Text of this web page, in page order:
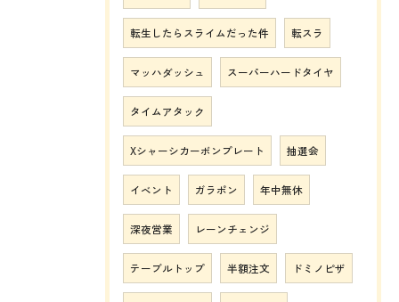
転生したらスライムだった件 転スラ
マッハダッシュ スーパーハードタイヤ
タイムアタック
Xシャーシカーボンプレート 抽選会
イベント ガラポン 年中無休
深夜営業 レーンチェンジ
テーブルトップ 半額注文 ドミノピザ